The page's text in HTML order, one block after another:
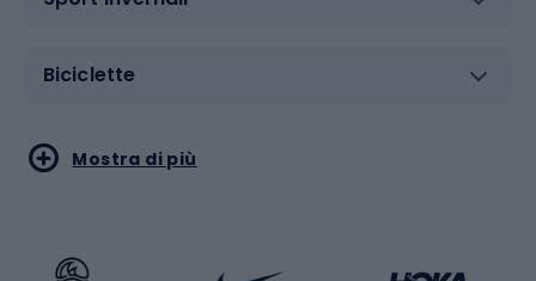
Biciclette
Sport acquatici
Sport di arti marziali
Mostra di più